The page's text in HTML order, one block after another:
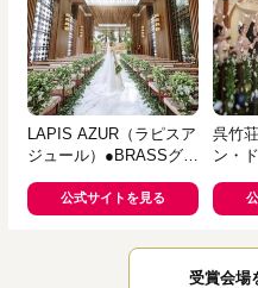
LAPIS AZUR（ラピスア
ジュール）●BRASSグル
公式サイトを見る
呉竹
ン・
受賞会場